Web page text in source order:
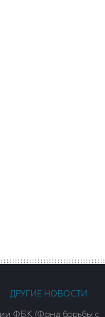
ДРУГИЕ НОВОСТИ
ФБК (Фонд борьбы с